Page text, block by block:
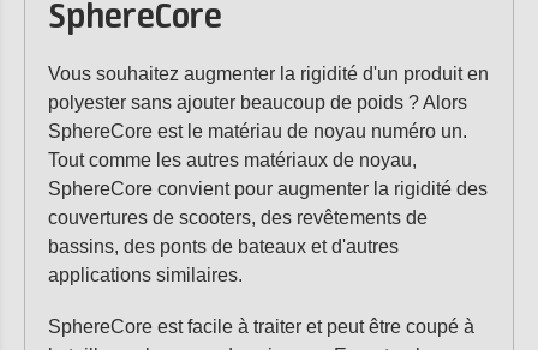
SphereCore
Vous souhaitez augmenter la rigidité d'un produit en
polyester sans ajouter beaucoup de poids ? Alors
SphereCore est le matériau de noyau numéro un.
Tout comme les autres matériaux de noyau,
SphereCore convient pour augmenter la rigidité des
couvertures de scooters, des revêtements de
bassins, des ponts de bateaux et d'autres
applications similaires.
SphereCore est facile à traiter et peut être coupé à